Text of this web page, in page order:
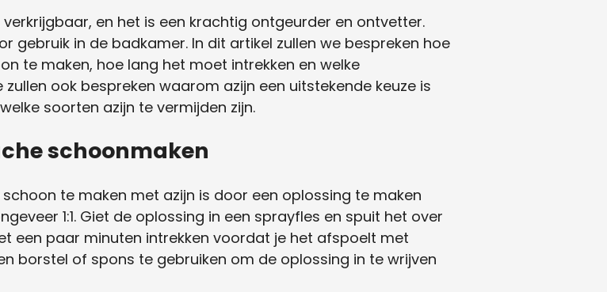
en het is een krachtig ontgeurder en ontvetter.
gebruik in de badkamer. In dit artikel zullen we bespreken hoe
te maken, hoe lang het moet intrekken en welke
ook bespreken waarom azijn een uitstekende keuze is
soorten azijn te vermijden zijn.
schoonmaken
te maken met azijn is door een oplossing te maken
1:1. Giet de oplossing in een sprayfles en spuit het over
een paar minuten intrekken voordat je het afspoelt met
borstel of spons te gebruiken om de oplossing in te wrijven